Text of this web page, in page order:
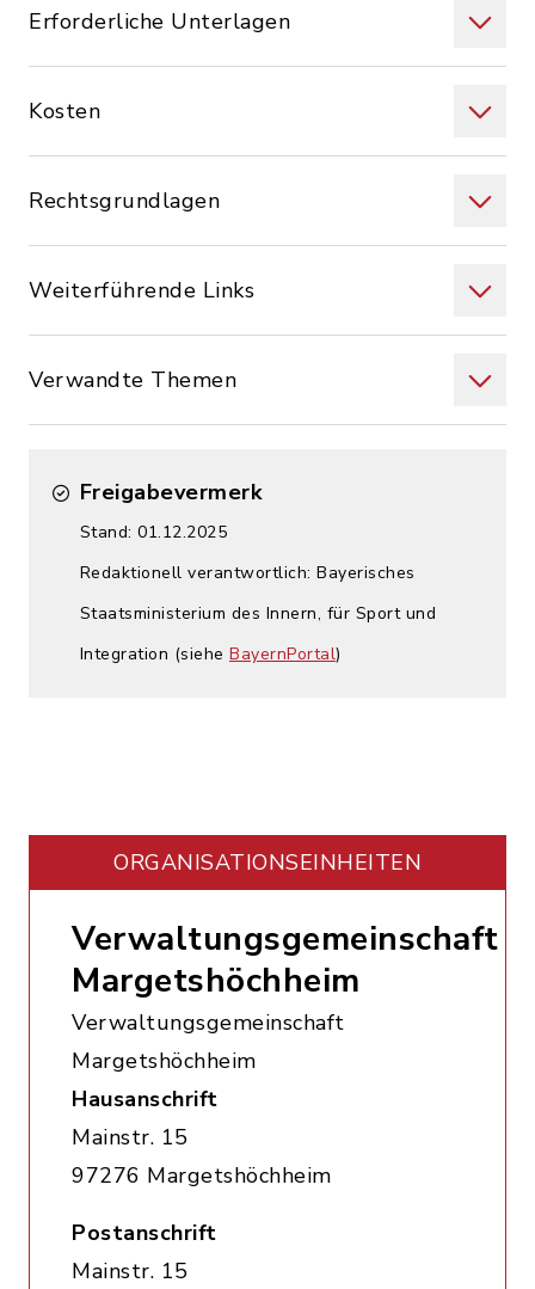
Erforderliche Unterlagen
Kosten
Rechtsgrundlagen
Weiterführende Links
Verwandte Themen
Freigabevermerk
Stand: 01.12.2025
Redaktionell verantwortlich: Bayerisches
Staatsministerium des Innern, für Sport und
Integration (siehe BayernPortal)
ORGANISATIONS­EINHEITEN
Verwaltungsgemeinschaft
Margetshöchheim
Verwaltungsgemeinschaft
Margetshöchheim
Hausanschrift
Mainstr. 15
97276 Margetshöchheim
Postanschrift
Mainstr. 15